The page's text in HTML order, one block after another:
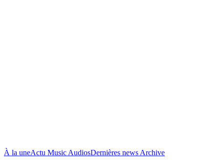
À la uneActu Music AudiosDernières news Archive